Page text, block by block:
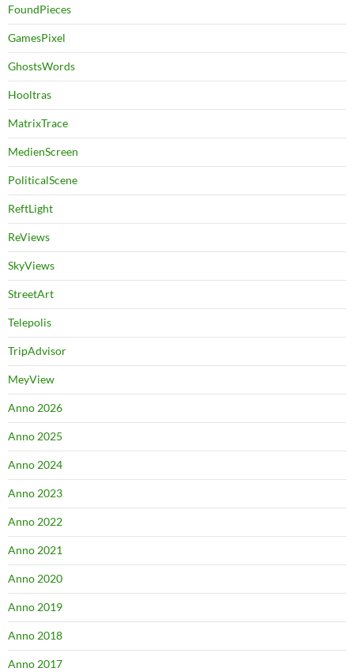
FoundPieces
GamesPixel
GhostsWords
Hooltras
MatrixTrace
MedienScreen
PoliticalScene
ReftLight
ReViews
SkyViews
StreetArt
Telepolis
TripAdvisor
MeyView
Anno 2026
Anno 2025
Anno 2024
Anno 2023
Anno 2022
Anno 2021
Anno 2020
Anno 2019
Anno 2018
Anno 2017